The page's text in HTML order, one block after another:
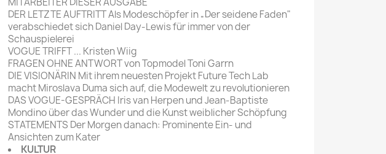
DER LETZTE AUFTRITT Als Modeschöpfer in „Der seidene Faden"
verabschiedet sich Daniel Day-Lewis für immer von der
Schauspielerei
VOGUE TRIFFT ... Kristen Wiig
FRAGEN OHNE ANTWORT von Topmodel Toni Garrn
DIE VISIONÄRIN Mit ihrem neuesten Projekt Future Tech Lab
macht Miroslava Duma sich auf, die Modewelt zu revolutionieren
DAS VOGUE-GESPRÄCH Iris van Herpen und Jean-Baptiste
Mondino über das Wunder und die Kunst weiblicher Schöpfung
STATEMENTS Der Morgen danach: Prominente Ein- und
Ansichten zum Kater
KULTUR